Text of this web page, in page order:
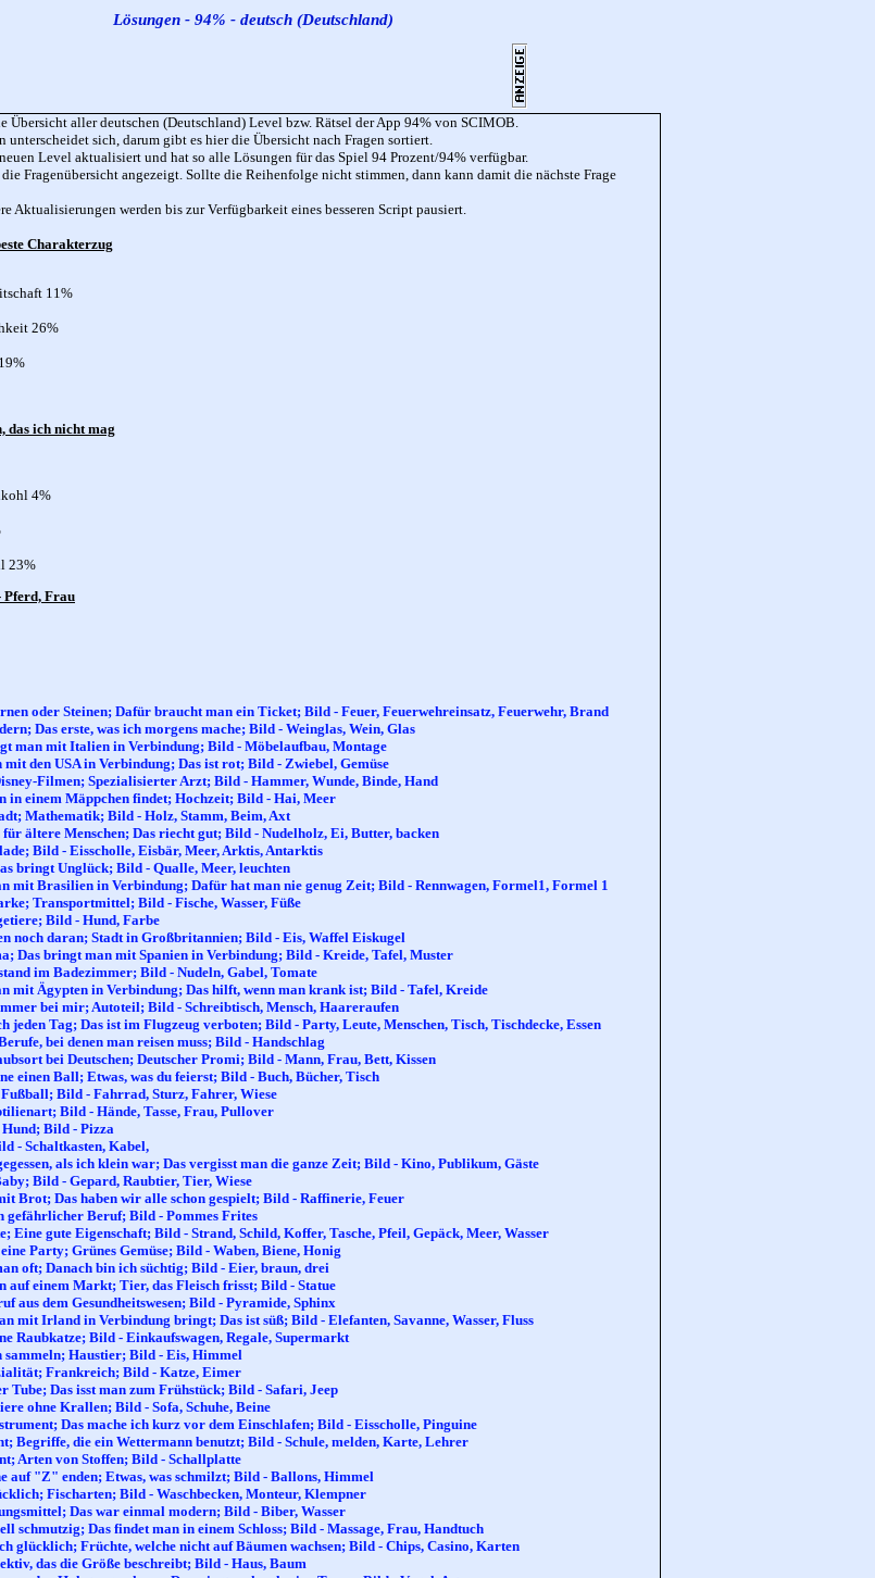
Lösungen - 94% - deutsch (Deutschland)
Übersicht aller deutschen (Deutschland) Level bzw. Rätsel der App 94% von SCIMOB.
unterscheidet sich, darum gibt es hier die Übersicht nach Fragen sortiert.
Level aktualisiert und hat so alle Lösungen für das Spiel 94 Prozent/94% verfügbar.
Fragenübersicht angezeigt. Sollte die Reihenfolge nicht stimmen, dann kann damit die nächste Frage
Aktualisierungen werden bis zur Verfügbarkeit eines besseren Script pausiert.
Charakterzug
11%
26%
das ich nicht mag
4%
23%
Pferd, Frau
oder Steinen; Dafür braucht man ein Ticket; Bild - Feuer, Feuerwehreinsatz, Feuerwehr, Brand
Das erste, was ich morgens mache; Bild - Weinglas, Wein, Glas
man mit Italien in Verbindung; Bild - Möbelaufbau, Montage
den USA in Verbindung; Das ist rot; Bild - Zwiebel, Gemüse
Filmen; Spezialisierter Arzt; Bild - Hammer, Wunde, Binde, Hand
in einem Mäppchen findet; Hochzeit; Bild - Hai, Meer
Mathematik; Bild - Holz, Stamm, Beim, Axt
ältere Menschen; Das riecht gut; Bild - Nudelholz, Ei, Butter, backen
Bild - Eisscholle, Eisbär, Meer, Arktis, Antarktis
bringt Unglück; Bild - Qualle, Meer, leuchten
mit Brasilien in Verbindung; Dafür hat man nie genug Zeit; Bild - Rennwagen, Formel1, Formel 1
Transportmittel; Bild - Fische, Wasser, Füße
Bild - Hund, Farbe
noch daran; Stadt in Großbritannien; Bild - Eis, Waffel Eiskugel
Das bringt man mit Spanien in Verbindung; Bild - Kreide, Tafel, Muster
im Badezimmer; Bild - Nudeln, Gabel, Tomate
mit Ägypten in Verbindung; Das hilft, wenn man krank ist; Bild - Tafel, Kreide
bei mir; Autoteil; Bild - Schreibtisch, Mensch, Haareraufen
jeden Tag; Das ist im Flugzeug verboten; Bild - Party, Leute, Menschen, Tisch, Tischdecke, Essen
bei denen man reisen muss; Bild - Handschlag
bei Deutschen; Deutscher Promi; Bild - Mann, Frau, Bett, Kissen
einen Ball; Etwas, was du feierst; Bild - Buch, Bücher, Tisch
Fußball; Bild - Fahrrad, Sturz, Fahrer, Wiese
Bild - Hände, Tasse, Frau, Pullover
Bild - Pizza
- Schaltkasten, Kabel,
als ich klein war; Das vergisst man die ganze Zeit; Bild - Kino, Publikum, Gäste
Bild - Gepard, Raubtier, Tier, Wiese
Brot; Das haben wir alle schon gespielt; Bild - Raffinerie, Feuer
gefährlicher Beruf; Bild - Pommes Frites
Eine gute Eigenschaft; Bild - Strand, Schild, Koffer, Tasche, Pfeil, Gepäck, Meer, Wasser
Party; Grünes Gemüse; Bild - Waben, Biene, Honig
oft; Danach bin ich süchtig; Bild - Eier, braun, drei
auf einem Markt; Tier, das Fleisch frisst; Bild - Statue
aus dem Gesundheitswesen; Bild - Pyramide, Sphinx
mit Irland in Verbindung bringt; Das ist süß; Bild - Elefanten, Savanne, Wasser, Fluss
Raubkatze; Bild - Einkaufswagen, Regale, Supermarkt
sammeln; Haustier; Bild - Eis, Himmel
Frankreich; Bild - Katze, Eimer
Tube; Das isst man zum Frühstück; Bild - Safari, Jeep
ohne Krallen; Bild - Sofa, Schuhe, Beine
Das mache ich kurz vor dem Einschlafen; Bild - Eisscholle, Pinguine
Begriffe, die ein Wettermann benutzt; Bild - Schule, melden, Karte, Lehrer
Arten von Stoffen; Bild - Schallplatte
auf "Z" enden; Etwas, was schmilzt; Bild - Ballons, Himmel
Fischarten; Bild - Waschbecken, Monteur, Klempner
Das war einmal modern; Bild - Biber, Wasser
schmutzig; Das findet man in einem Schloss; Bild - Massage, Frau, Handtuch
glücklich; Früchte, welche nicht auf Bäumen wachsen; Bild - Chips, Casino, Karten
das die Größe beschreibt; Bild - Haus, Baum